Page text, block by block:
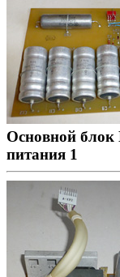
Основной
питания 1